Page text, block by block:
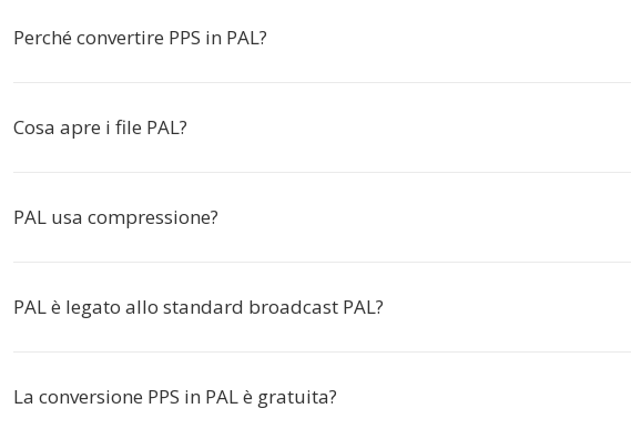
Perché convertire PPS in PAL?
Cosa apre i file PAL?
PAL usa compressione?
PAL è legato allo standard broadcast PAL?
La conversione PPS in PAL è gratuita?